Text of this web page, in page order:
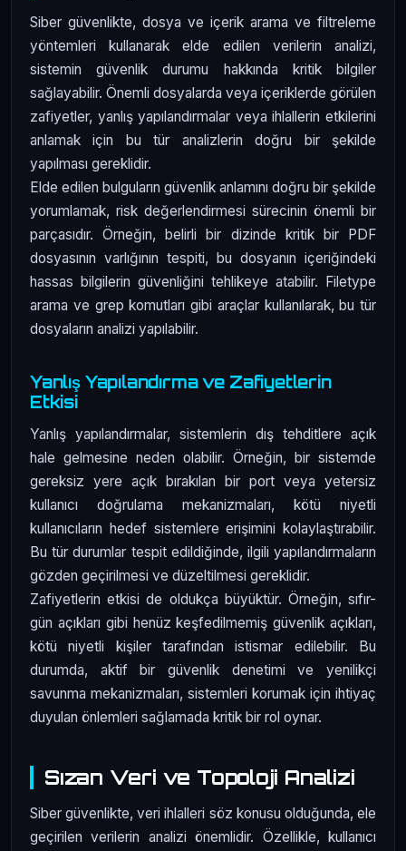
Siber güvenlikte, dosya ve içerik arama ve filtreleme
yöntemleri kullanarak elde edilen verilerin analizi,
sistemin güvenlik durumu hakkında kritik bilgiler
sağlayabilir. Önemli dosyalarda veya içeriklerde görülen
zafiyetler, yanlış yapılandırmalar veya ihlallerin etkilerini
anlamak için bu tür analizlerin doğru bir şekilde
yapılması gereklidir.
Elde edilen bulguların güvenlik anlamını doğru bir şekilde
yorumlamak, risk değerlendirmesi sürecinin önemli bir
parçasıdır. Örneğin, belirli bir dizinde kritik bir PDF
dosyasının varlığının tespiti, bu dosyanın içeriğindeki
hassas bilgilerin güvenliğini tehlikeye atabilir. Filetype
arama ve grep komutları gibi araçlar kullanılarak, bu tür
dosyaların analizi yapılabilir.
Yanlış Yapılandırma ve Zafiyetlerin
Etkisi
Yanlış yapılandırmalar, sistemlerin dış tehditlere açık
hale gelmesine neden olabilir. Örneğin, bir sistemde
gereksiz yere açık bırakılan bir port veya yetersiz
kullanıcı doğrulama mekanizmaları, kötü niyetli
kullanıcıların hedef sistemlere erişimini kolaylaştırabilir.
Bu tür durumlar tespit edildiğinde, ilgili yapılandırmaların
gözden geçirilmesi ve düzeltilmesi gereklidir.
Zafiyetlerin etkisi de oldukça büyüktür. Örneğin, sıfır-
gün açıkları gibi henüz keşfedilmemiş güvenlik açıkları,
kötü niyetli kişiler tarafından istismar edilebilir. Bu
durumda, aktif bir güvenlik denetimi ve yenilikçi
savunma mekanizmaları, sistemleri korumak için ihtiyaç
duyulan önlemleri sağlamada kritik bir rol oynar.
Sızan Veri ve Topoloji Analizi
Siber güvenlikte, veri ihlalleri söz konusu olduğunda, ele
geçirilen verilerin analizi önemlidir. Özellikle, kullanıcı